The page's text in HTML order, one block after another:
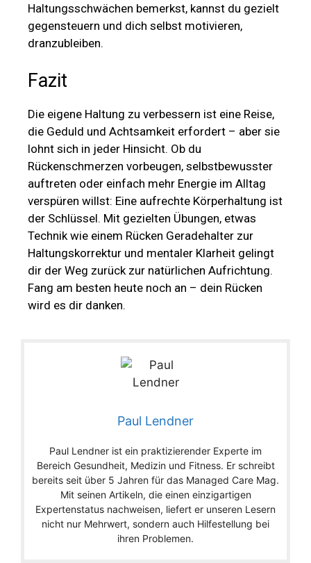
Haltungsschwächen bemerkst, kannst du gezielt
gegensteuern und dich selbst motivieren,
dranzubleiben.
Fazit
Die eigene Haltung zu verbessern ist eine Reise,
die Geduld und Achtsamkeit erfordert – aber sie
lohnt sich in jeder Hinsicht. Ob du
Rückenschmerzen vorbeugen, selbstbewusster
auftreten oder einfach mehr Energie im Alltag
verspüren willst: Eine aufrechte Körperhaltung ist
der Schlüssel. Mit gezielten Übungen, etwas
Technik wie einem Rücken Geradehalter zur
Haltungskorrektur und mentaler Klarheit gelingt
dir der Weg zurück zur natürlichen Aufrichtung.
Fang am besten heute noch an – dein Rücken
wird es dir danken.
Paul Lendner
Paul Lendner ist ein praktizierender Experte im
Bereich Gesundheit, Medizin und Fitness. Er schreibt
bereits seit über 5 Jahren für das Managed Care Mag.
Mit seinen Artikeln, die einen einzigartigen
Expertenstatus nachweisen, liefert er unseren Lesern
nicht nur Mehrwert, sondern auch Hilfestellung bei
ihren Problemen.